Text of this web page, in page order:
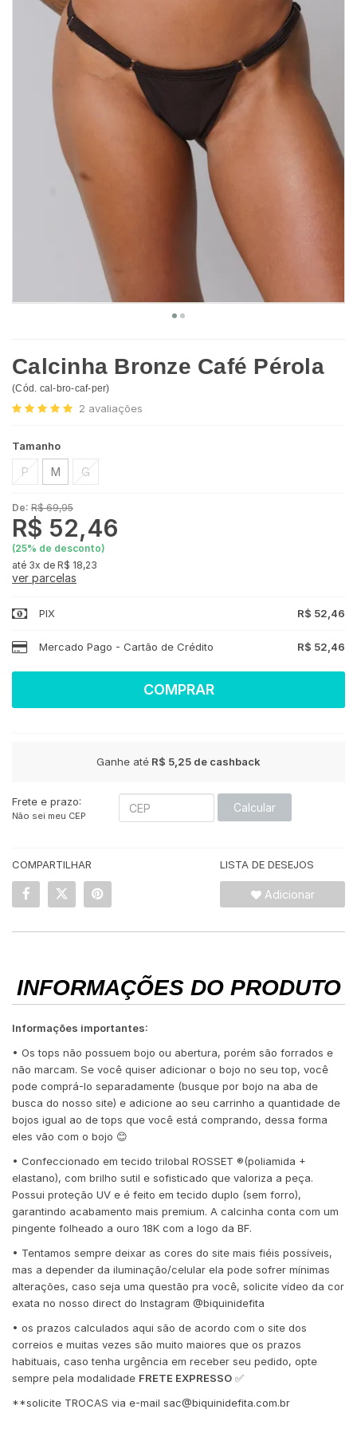
Calcinha Bronze Café Pérola
(Cód. cal-bro-caf-per)
2 avaliações
Tamanho
P M G
De: R$ 69,95
R$ 52,46
(25% de desconto)
3x de R$ 18,23
ver parcelas
PIX R$ 52,46
Mercado Pago - Cartão de Crédito R$ 52,46
COMPRAR
Ganhe até R$ 5,25 de cashback
Frete e prazo:
Não sei meu CEP
Calcular
COMPARTILHAR LISTA DE DESEJOS
Adicionar
INFORMAÇÕES DO PRODUTO
Informações importantes:
• Os tops não possuem bojo ou abertura, porém são forrados e
não marcam. Se você quiser adicionar o bojo no seu top, você
pode comprá-lo separadamente (busque por bojo na aba de
busca do nosso site) e adicione ao seu carrinho a quantidade de
bojos igual ao de tops que você está comprando, dessa forma
eles vão com o bojo 😊
• Confeccionado em tecido trilobal ROSSET ®️(poliamida +
elastano), com brilho sutil e sofisticado que valoriza a peça.
Possui proteção UV e é feito em tecido duplo (sem forro),
garantindo acabamento mais premium. A calcinha conta com um
pingente folheado a ouro 18K com a logo da BF.
• Tentamos sempre deixar as cores do site mais fiéis possíveis,
mas a depender da iluminação/celular ela pode sofrer mínimas
alterações, caso seja uma questão pra você, solicite vídeo da cor
exata no nosso direct do Instagram @biquinidefita
• os prazos calculados aqui são de acordo com o site dos
correios e muitas vezes são muito maiores que os prazos
habituais, caso tenha urgência em receber seu pedido, opte
sempre pela modalidade FRETE EXPRESSO ✅
**solicite TROCAS via e-mail sac@biquinidefita.com.br